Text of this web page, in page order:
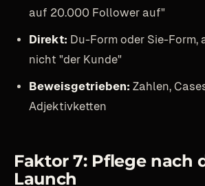
auf 20.000 Follower auf"
Direkt: Du-Form oder Sie-Form,
nicht "der Kunde"
Beweisgetrieben: Zahlen,
Adjektivketten
Faktor 7: Pflege nach
Launch